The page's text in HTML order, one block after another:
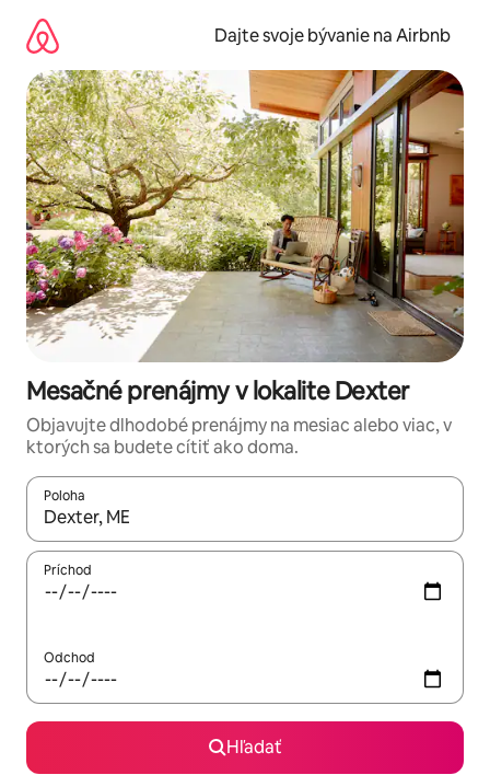
obsah.
Dajte svoje bývanie na Airbnb
Mesačné prenájmy v lokalite Dexter
Objavujte dlhodobé prenájmy na mesiac alebo viac, v
ktorých sa budete cítiť ako doma.
Poloha
Keď budú výsledky k dispozícii, môžete si ich prechádzať
Príchod
Odchod
Hľadať